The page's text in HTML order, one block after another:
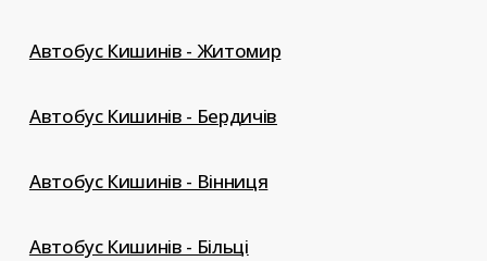
Автобус Кишинів - Житомир
Автобус Кишинів - Бердичів
Автобус Кишинів - Вінниця
Автобус Кишинів - Більці